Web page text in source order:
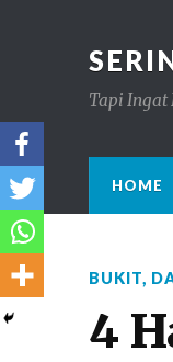
Tapi Ingat
HOME
BUKIT,
4